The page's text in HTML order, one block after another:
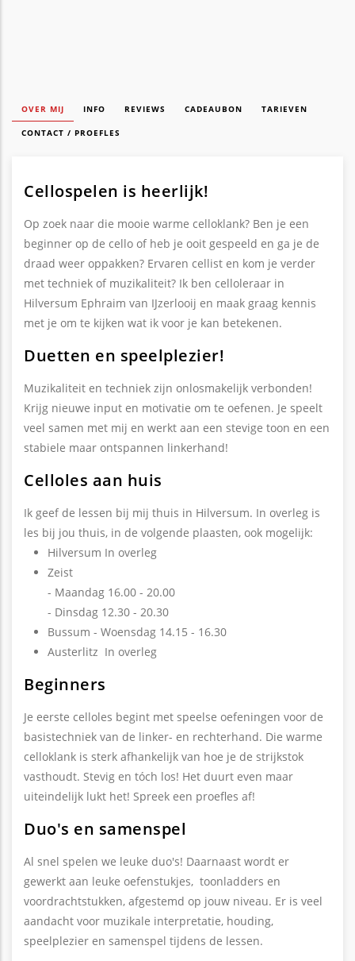
OVER MIJ INFO REVIEWS CADEAUBON TARIEVEN
CONTACT / PROEFLES
Cellospelen is heerlijk!
Op zoek naar die mooie warme celloklank? Ben je een
beginner op de cello of heb je ooit gespeeld en ga je de
draad weer oppakken? Ervaren cellist en kom je verder
met techniek of muzikaliteit? Ik ben celloleraar in
Hilversum Ephraim van IJzerlooij en maak graag kennis
met je om te kijken wat ik voor je kan betekenen.
Duetten en speelplezier!
Muzikaliteit en techniek zijn onlosmakelijk verbonden!
Krijg nieuwe input en motivatie om te oefenen. Je speelt
veel samen met mij en werkt aan een stevige toon en een
stabiele maar ontspannen linkerhand!
Celloles aan huis
Ik geef de lessen bij mij thuis in Hilversum. In overleg is
les bij jou thuis, in de volgende plaasten, ook mogelijk:
Hilversum In overleg
Zeist
- Maandag 16.00 - 20.00
- Dinsdag 12.30 - 20.30
Bussum - Woensdag 14.15 - 16.30
Austerlitz In overleg
Beginners
Je eerste celloles begint met speelse oefeningen voor de
basistechniek van de linker- en rechterhand. Die warme
celloklank is sterk afhankelijk van hoe je de strijkstok
vasthoudt. Stevig en tóch los! Het duurt even maar
uiteindelijk lukt het! Spreek een proefles af!
Duo's en samenspel
Al snel spelen we leuke duo's! Daarnaast wordt er
gewerkt aan leuke oefenstukjes, toonladders en
voordrachtstukken, afgestemd op jouw niveau. Er is veel
aandacht voor muzikale interpretatie, houding,
speelplezier en samenspel tijdens de lessen.